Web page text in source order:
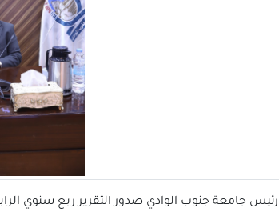
جامعة جنوب الوادي صدور التقرير ربع سنوي الرابع